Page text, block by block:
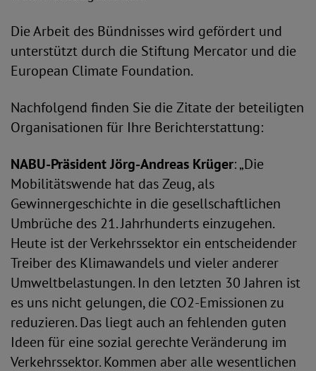
Die Arbeit des Bündnisses wird gefördert und
unterstützt durch die Stiftung Mercator und die
European Climate Foundation.
Nachfolgend finden Sie die Zitate der beteiligten
Organisationen für Ihre Berichterstattung:
NABU-Präsident Jörg-Andreas Krüger: „Die
Mobilitätswende hat das Zeug, als
Gewinnergeschichte in die gesellschaftlichen
Umbrüche des 21. Jahrhunderts einzugehen.
Heute ist der Verkehrssektor ein entscheidender
Treiber des Klimawandels und vieler anderer
Umweltbelastungen. In den letzten 30 Jahren ist
es uns nicht gelungen, die CO2-Emissionen zu
reduzieren. Das liegt auch an fehlenden guten
Ideen für eine sozial gerechte Veränderung im
Verkehrssektor. Kommen aber alle wesentlichen